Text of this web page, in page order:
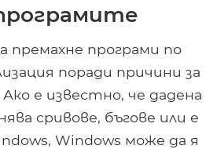
премахне програми по
поради причини за
е известно, че дадена
сривове, бъгове или е
Windows може да я